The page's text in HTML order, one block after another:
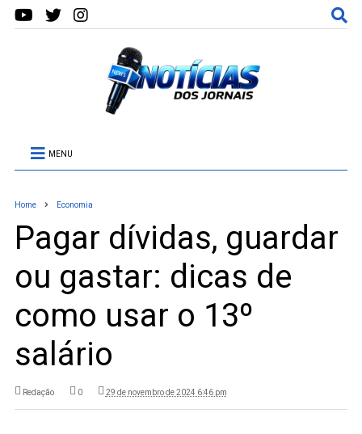
MENU
Home Economia
Pagar dívidas, guardar
ou gastar: dicas de
como usar o 13º
salário
Redação 0 29 de novembro de 2024 6:46 pm